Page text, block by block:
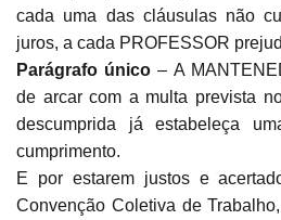
cada uma das cláusulas não
juros, a cada PROFESSOR
Parágrafo único – A
de arcar com a multa prevista
descumprida já estabeleça
cumprimento.
E por estarem justos e
Convenção Coletiva de